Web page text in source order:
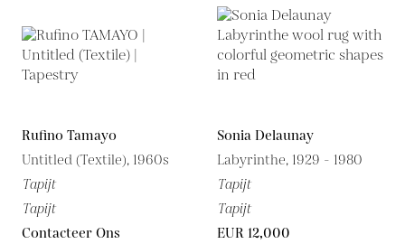
Rufino Tamayo
Untitled (Textile), 1960s
Tapijt
Tapijt
Contacteer Ons
Sonia Delaunay
Labyrinthe, 1929 - 1980
Tapijt
Tapijt
EUR 12,000